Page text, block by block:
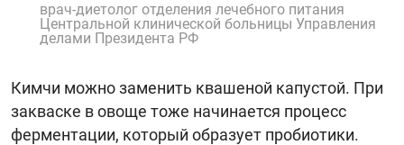
врач-диетолог отделения лечебного питания
Центральной клинической больницы Управления
делами Президента РФ
Кимчи можно заменить квашеной капустой. При
закваске в овоще тоже начинается процесс
ферментации, который образует пробиотики.